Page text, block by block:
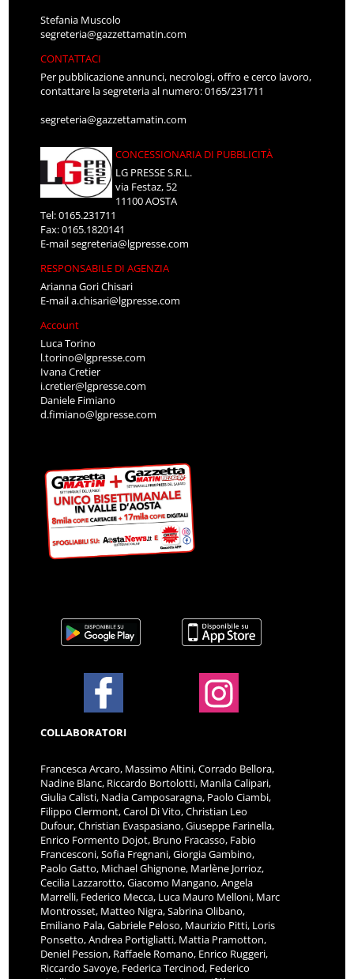
Stefania Muscolo
segreteria@gazzettamatin.com
CONTATTACI
Per pubblicazione annunci, necrologi, offro e cerco lavoro,
contattare la segreteria al numero: 0165/231711
segreteria@gazzettamatin.com
CONCESSIONARIA DI PUBBLICITÀ
LG PRESSE S.R.L.
via Festaz, 52
11100 AOSTA
Tel: 0165.231711
Fax: 0165.1820141
E-mailsegreteria@lgpresse.com
RESPONSABILE DI AGENZIA
Arianna Gori Chisari
E-maila.chisari@lgpresse.com
Account
Luca Torino
l.torino@lgpresse.com
Ivana Cretier
i.cretier@lgpresse.com
Daniele Fimiano
d.fimiano@lgpresse.com
COLLABORATORI
Francesca Arcaro, Massimo Altini, Corrado Bellora,
Nadine Blanc, Riccardo Bortolotti, Manila Calipari,
Giulia Calisti, Nadia Camposaragna, Paolo Ciambi,
Filippo Clermont, Carol Di Vito, Christian Leo
Dufour, Christian Evaspasiano, Giuseppe Farinella,
Enrico Formento Dojot, Bruno Fracasso, Fabio
Francesconi, Sofia Fregnani, Giorgia Gambino,
Paolo Gatto, Michael Ghignone, Marlène Jorrioz,
Cecilia Lazzarotto, Giacomo Mangano, Angela
Marrelli, Federico Mecca, Luca Mauro Melloni, Marc
Montrosset, Matteo Nigra, Sabrina Olibano,
Emiliano Pala, Gabriele Peloso, Maurizio Pitti, Loris
Ponsetto, Andrea Portigliatti, Mattia Pramotton,
Deniel Pession, Raffaele Romano, Enrico Ruggeri,
Riccardo Savoye, Federica Tercinod, Federico